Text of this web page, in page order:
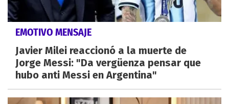
EMOTIVO MENSAJE
Javier Milei reaccionó a la muerte de
Jorge Messi: "Da vergüenza pensar que
hubo anti Messi en Argentina"